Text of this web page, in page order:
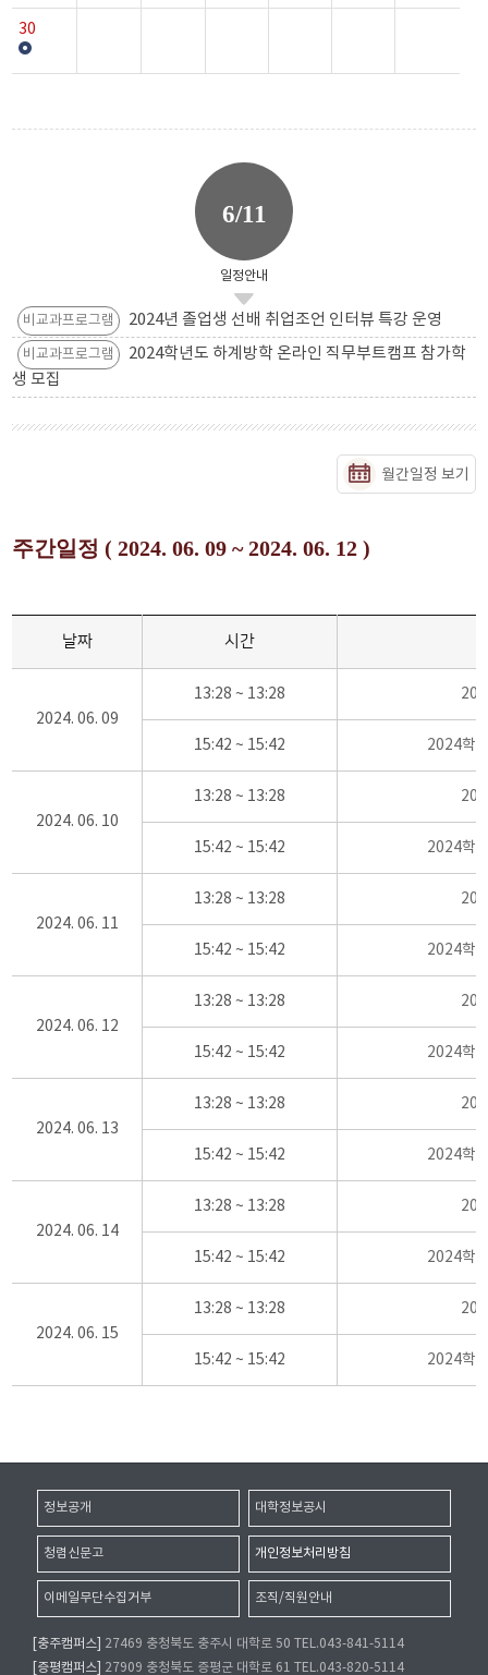
30
6/11
일정안내
비교과프로그램 2024년 졸업생 선배 취업조언 인터뷰 특강 운영
비교과프로그램
2024학년도 하계방학 온라인 직무부트캠프 참가학
생 모집
월간일정 보기
주간일정 ( 2024. 06. 09 ~ 2024. 06. 12 )
날짜 시간
2024. 06. 09
13:28 ~ 13:28
15:42 ~ 15:42 2024학
2024. 06. 10
13:28 ~ 13:28
15:42 ~ 15:42 2024학
2024. 06. 11
13:28 ~ 13:28
15:42 ~ 15:42 2024학
2024. 06. 12
13:28 ~ 13:28
15:42 ~ 15:42 2024학
2024. 06. 13
13:28 ~ 13:28
15:42 ~ 15:42 2024학
2024. 06. 14
13:28 ~ 13:28
15:42 ~ 15:42 2024학
2024. 06. 15
13:28 ~ 13:28
15:42 ~ 15:42 2024학
정보공개 대학정보공시
청렴신문고 개인정보처리방침
이메일무단수집거부 조직/직원안내
[충주캠퍼스]
27469 충청북도 충주시 대학로 50 TEL.043-841-5114
[증평캠퍼스]
27909 충청북도 증평군 대학로 61 TEL.043-820-5114